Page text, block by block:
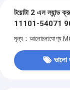
টয়োটা 2 এল ল্যান্ড
11101-54071
মূল্য：আলোচনাযোগ্য
ভালো